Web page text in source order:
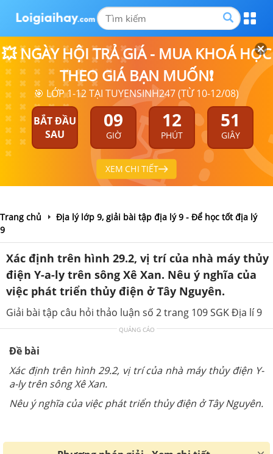
💥 NGÀY HỘI TRẢ GIÁ - MUA KHOÁ HỌC
THEO GIÁ BẠN MUỐN❗
🎯 LỚP 1-12 TẠI TUYENSINH247 (TỪ 10-12/08)
BẮT ĐẦU
SAU
09
GIỜ
12
PHÚT
51
GIÂY
XEM CHI TIẾT
Trang chủ
Địa lý lớp 9, giải bài tập địa lý 9 - Để học tốt địa lý
9
Xác định trên hình 29.2, vị trí của nhà máy thủy
điện Y-a-ly trên sông Xê Xan. Nêu ý nghĩa của
việc phát triển thủy điện ở Tây Nguyên.
Giải bài tập câu hỏi thảo luận số 2 trang 109 SGK Địa lí 9
QUẢNG CÁO
Đề bài
Xác định trên hình 29.2, vị trí của nhà máy thủy điện Y-
a-ly trên sông Xê Xan.
Nêu ý nghĩa của việc phát triển thủy điện ở Tây Nguyên.